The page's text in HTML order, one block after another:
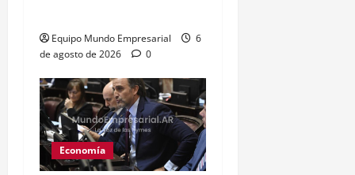
Equipo Mundo Empresarial
6
de agosto de 2026
0
Economía